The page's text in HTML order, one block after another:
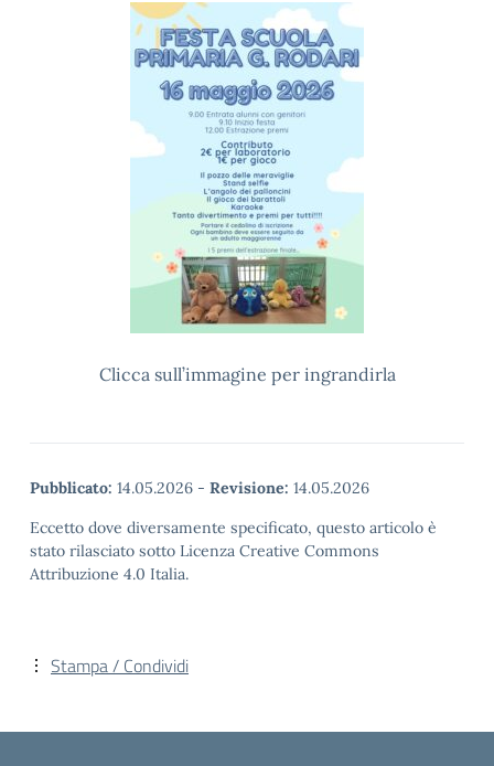
Clicca sull’immagine per ingrandirla
Pubblicato: 14.05.2026 - Revisione: 14.05.2026
Eccetto dove diversamente specificato, questo articolo è
stato rilasciato sotto Licenza Creative Commons
Attribuzione 4.0 Italia.
Stampa / Condividi